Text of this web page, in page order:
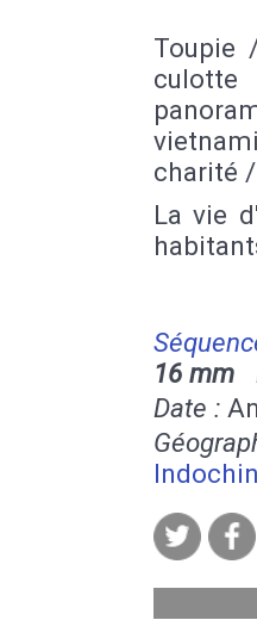
Toupie
charité
La vie
16 mm
Date :